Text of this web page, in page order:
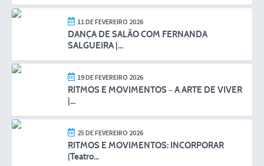
11 DE FEVEREIRO 2026
DANÇA DE SALÃO COM FERNANDA
SALGUEIRA |...
19 DE FEVEREIRO 2026
RITMOS E MOVIMENTOS – A ARTE DE VIVER
|...
25 DE FEVEREIRO 2026
RITMOS E MOVIMENTOS: INCORPORAR
(Teatro...